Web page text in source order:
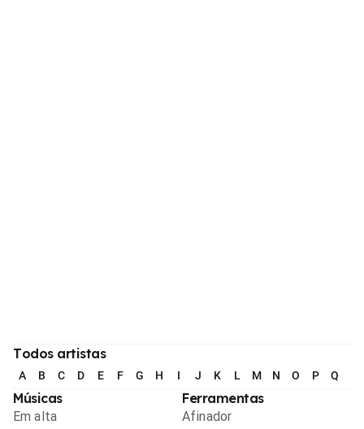
Todos artistas
A B C D E F G H I J K L M N O P Q
Músicas
Em alta
Ferramentas
Afinador